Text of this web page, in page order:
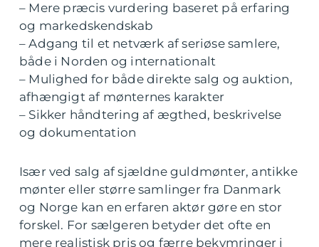
– Mere præcis vurdering baseret på erfaring
og markedskendskab
– Adgang til et netværk af seriøse samlere,
både i Norden og internationalt
– Mulighed for både direkte salg og auktion,
afhængigt af mønternes karakter
– Sikker håndtering af ægthed, beskrivelse
og dokumentation
Især ved salg af sjældne guldmønter, antikke
mønter eller større samlinger fra Danmark
og Norge kan en erfaren aktør gøre en stor
forskel. For sælgeren betyder det ofte en
mere realistisk pris og færre bekymringer i